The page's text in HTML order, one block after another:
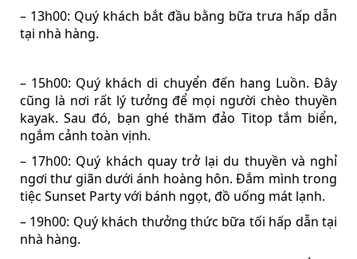
– 13h00: Quý khách bắt đầu bằng bữa trưa hấp dẫn
tại nhà hàng.
– 15h00: Quý khách di chuyển đến hang Luồn. Đây
cũng là nơi rất lý tưởng để mọi người chèo thuyền
kayak. Sau đó, bạn ghé thăm đảo Titop tắm biển,
ngắm cảnh toàn vịnh.
– 17h00: Quý khách quay trở lại du thuyền và nghỉ
ngơi thư giãn dưới ánh hoàng hôn. Đắm mình trong
tiệc Sunset Party với bánh ngọt, đồ uống mát lạnh.
– 19h00: Quý khách thưởng thức bữa tối hấp dẫn tại
nhà hàng.